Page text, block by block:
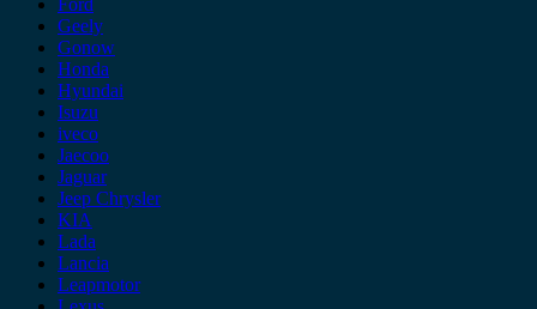
Geely
Gonow
Honda
Hyundai
Isuzu
iveco
Jaecoo
Jaguar
Jeep Chrysler
KIA
Lada
Lancia
Leapmotor